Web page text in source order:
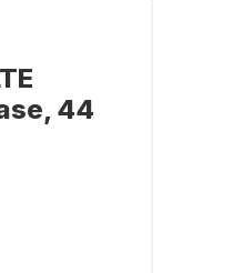
44